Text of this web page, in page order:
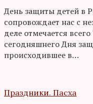
День защиты детей в
сопровождает нас с
деле отмечается
сегодняшнего Дня
происходившее в…
Праздники. Пасха